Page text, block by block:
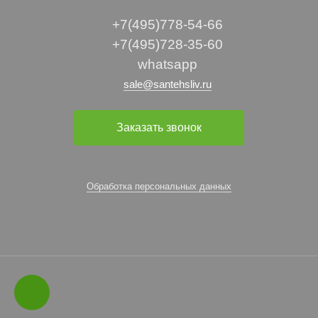
+7(495)778-54-66
+7(495)728-35-60
whatsapp
sale@santehsliv.ru
Заказать звонок
Обработка персональных данных